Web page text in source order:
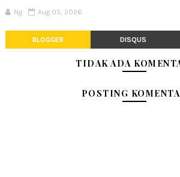
Ng Aug 05, 2026
BLOGGER DISQUS
TIDAK ADA
POSTING